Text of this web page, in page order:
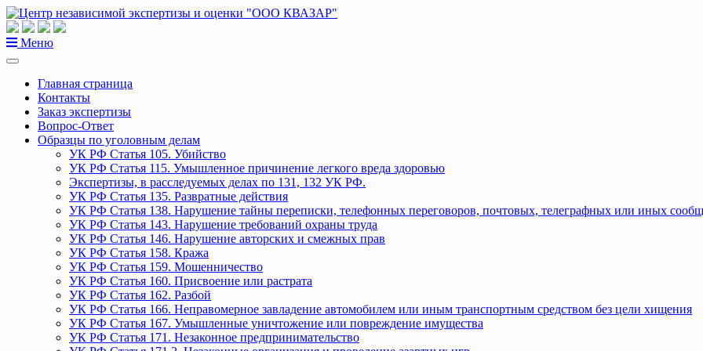
Перейти
к
содержанию
Меню
Главная страница
Контакты
Заказ экспертизы
Вопрос-Ответ
Образцы по уголовным делам
УК РФ Статья 105. Убийство
УК РФ Статья 115. Умышленное причинение легкого вреда здоровью
Экспертизы, в расследуемых делах по 131, 132 УК РФ.
УК РФ Статья 135. Развратные действия
УК РФ Статья 138. Нарушение тайны переписки, телефонных переговоров, почтовых, телеграфных или иных
УК РФ Статья 143. Нарушение требований охраны труда
УК РФ Статья 146. Нарушение авторских и смежных прав
УК РФ Статья 158. Кража
УК РФ Статья 159. Мошенничество
УК РФ Статья 160. Присвоение или растрата
УК РФ Статья 162. Разбой
УК РФ Статья 166. Неправомерное завладение автомобилем или иным транспортным средством без цели хищения
УК РФ Статья 167. Умышленные уничтожение или повреждение имущества
УК РФ Статья 171. Незаконное предпринимательство